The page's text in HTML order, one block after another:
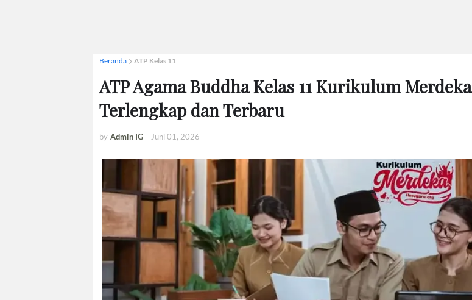
Beranda ATP Kelas 11
ATP Agama Buddha Kelas 11 Kurikulum Merdeka
Terlengkap dan Terbaru
by Admin IG - Juni 01, 2026